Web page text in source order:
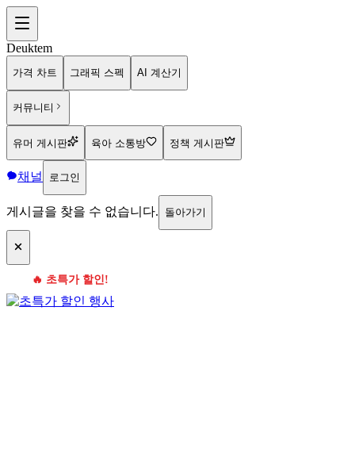
Deuktem
가격 차트 그래픽 스펙 AI 계산기
커뮤니티
유머 게시판 육아 소통방 정책 게시판
채널 로그인
게시글을 찾을 수 없습니다. 돌아가기
🔥 초특가 할인!